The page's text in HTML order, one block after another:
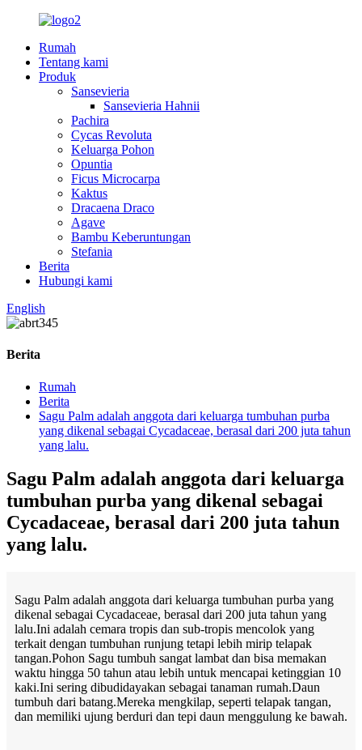
Rumah
Tentang kami
Produk
Sansevieria
Sansevieria Hahnii
Pachira
Cycas Revoluta
Keluarga Pohon
Opuntia
Ficus Microcarpa
Kaktus
Dracaena Draco
Agave
Bambu Keberuntungan
Stefania
Berita
Hubungi kami
English
Berita
Rumah
Berita
Sagu Palm adalah anggota dari keluarga tumbuhan purba
yang dikenal sebagai Cycadaceae, berasal dari 200 juta tahun
yang lalu.
Sagu Palm adalah anggota dari keluarga
tumbuhan purba yang dikenal sebagai
Cycadaceae, berasal dari 200 juta tahun
yang lalu.
Sagu Palm adalah anggota dari keluarga tumbuhan purba yang
dikenal sebagai Cycadaceae, berasal dari 200 juta tahun yang
lalu.Ini adalah cemara tropis dan sub-tropis mencolok yang
terkait dengan tumbuhan runjung tetapi lebih mirip telapak
tangan.Pohon Sagu tumbuh sangat lambat dan bisa memakan
waktu hingga 50 tahun atau lebih untuk mencapai ketinggian 10
kaki.Ini sering dibudidayakan sebagai tanaman rumah.Daun
tumbuh dari batang.Mereka mengkilap, seperti telapak tangan,
dan memiliki ujung berduri dan tepi daun menggulung ke bawah.